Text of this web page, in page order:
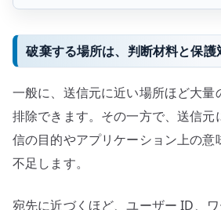
破棄する場所は、判断材料と保護
一般に、送信元に近い場所ほど大量
排除できます。その一方で、送信元
信の目的やアプリケーション上の意
不足します。
宛先に近づくほど、ユーザー ID、